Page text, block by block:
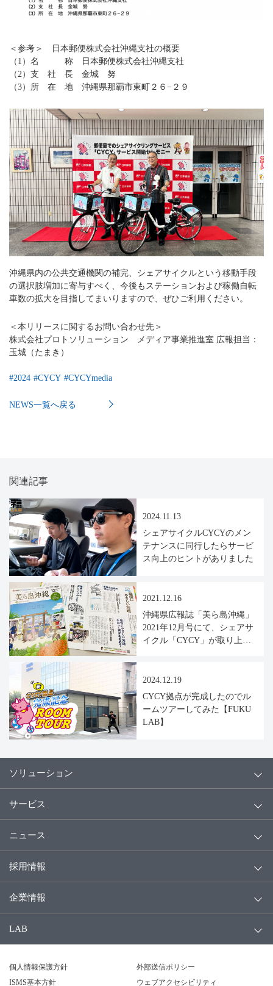
＜参考＞ 日本郵便株式会社沖縄支社の概要
（1）名 称 日本郵便株式会社沖縄支社
（2）支 社 長 金城 努
（3）所 在 地 沖縄県那覇市東町２６−２９
沖縄県内の公共交通機関の補完、シェアサイクルという移動手段
の選択肢増加に寄与すべく、今後もステーションおよび稼働自転
車数の拡大を目指してまいりますので、ぜひご利用ください。
＜本リリースに関するお問い合わせ先＞
株式会社プロトソリューション メディア事業推進室 広報担当：
玉城（たまき）
#2024 #CYCY #CYCYmedia
NEWS一覧へ戻る
関連記事
2024.11.13
シェアサイクルCYCYのメン
テナンスに同行したらサービ
ス向上のヒントがありました
2021.12.16
沖縄県広報誌「美ら島沖縄」
2021年12月号にて、シェアサ
イクル「CYCY」が取り上げ
2024.12.19
CYCY拠点が完成したのでル
ームツアーしてみた【FUKU
LAB】
ソリューション
サービス
ニュース
採用情報
企業情報
LAB
個人情報保護方針
外部送信ポリシー
ISMS基本方針
ウェブアクセシビリティ